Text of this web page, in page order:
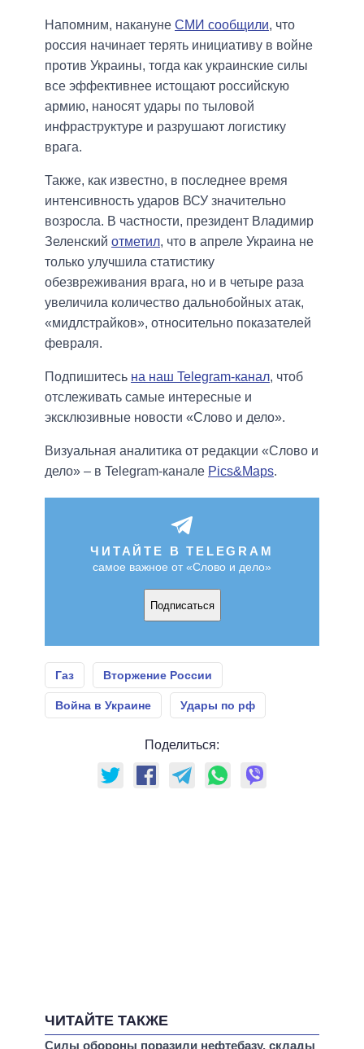
Напомним, накануне СМИ сообщили, что
россия начинает терять инициативу в войне
против Украины, тогда как украинские силы
все эффективнее истощают российскую
армию, наносят удары по тыловой
инфраструктуре и разрушают логистику
врага.
Также, как известно, в последнее время
интенсивность ударов ВСУ значительно
возросла. В частности, президент Владимир
Зеленский отметил, что в апреле Украина не
только улучшила статистику
обезвреживания врага, но и в четыре раза
увеличила количество дальнобойных атак,
«мидлстрайков», относительно показателей
февраля.
Подпишитесь на наш Telegram-канал, чтоб
отслеживать самые интересные и
эксклюзивные новости «Слово и дело».
Визуальная аналитика от редакции «Слово и
дело» – в Telegram-канале Pics&Maps.
ЧИТАЙТЕ В TELEGRAM
самое важное от «Слово и дело»
Подписаться
Газ Вторжение России
Война в Украине Удары по рф
Поделиться:
ЧИТАЙТЕ ТАКЖЕ
Силы обороны поразили нефтебазу, склады